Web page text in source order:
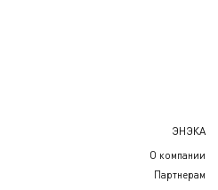
ЭНЭКА
О компании
Партнерам